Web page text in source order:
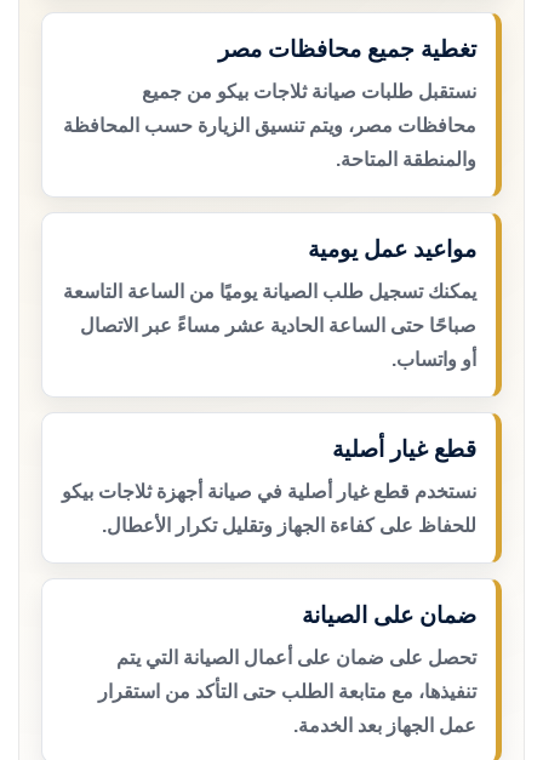
تغطية جميع محافظات مصر
نستقبل طلبات صيانة ثلاجات بيكو من جميع
محافظات مصر، ويتم تنسيق الزيارة حسب المحافظة
والمنطقة المتاحة.
مواعيد عمل يومية
يمكنك تسجيل طلب الصيانة يوميًا من الساعة التاسعة
صباحًا حتى الساعة الحادية عشر مساءً عبر الاتصال
أو واتساب.
قطع غيار أصلية
نستخدم قطع غيار أصلية في صيانة أجهزة ثلاجات بيكو
للحفاظ على كفاءة الجهاز وتقليل تكرار الأعطال.
ضمان على الصيانة
تحصل على ضمان على أعمال الصيانة التي يتم
تنفيذها، مع متابعة الطلب حتى التأكد من استقرار
عمل الجهاز بعد الخدمة.